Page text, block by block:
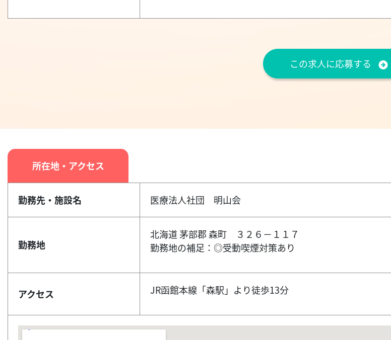
この求人に応募する
所在地・アクセス
勤務先・施設名 医療法人社団 明山会
勤務地
北海道 茅部郡 森町 ３２６－１１７
勤務地の補足：◎受動喫煙対策あり
アクセス JR函館本線「森駅」より徒歩13分